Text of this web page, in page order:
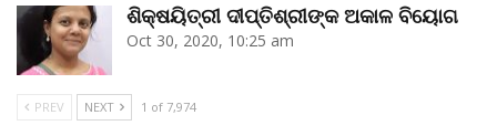
ଶିକ୍ଷୟିତ୍ରୀ ଦୀପ୍ତିଶ୍ରୀଙ୍କ ଅକାଳ ବିୟୋଗ
Oct 30, 2020, 10:25 am
PREV NEXT 1 of 7,974